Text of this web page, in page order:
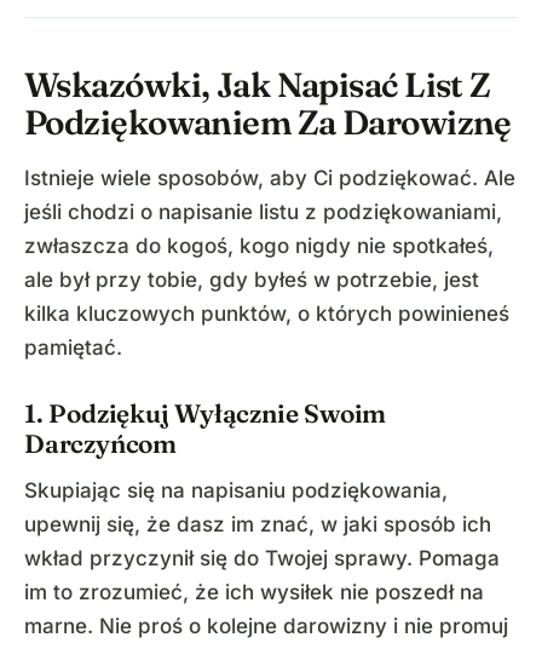
Wskazówki, Jak Napisać List Z
Podziękowaniem Za Darowiznę
Istnieje wiele sposobów, aby Ci podziękować. Ale
jeśli chodzi o napisanie listu z podziękowaniami,
zwłaszcza do kogoś, kogo nigdy nie spotkałeś,
ale był przy tobie, gdy byłeś w potrzebie, jest
kilka kluczowych punktów, o których powinieneś
pamiętać.
1. Podziękuj Wyłącznie Swoim
Darczyńcom
Skupiając się na napisaniu podziękowania,
upewnij się, że dasz im znać, w jaki sposób ich
wkład przyczynił się do Twojej sprawy. Pomaga
im to zrozumieć, że ich wysiłek nie poszedł na
marne. Nie proś o kolejne darowizny i nie promuj